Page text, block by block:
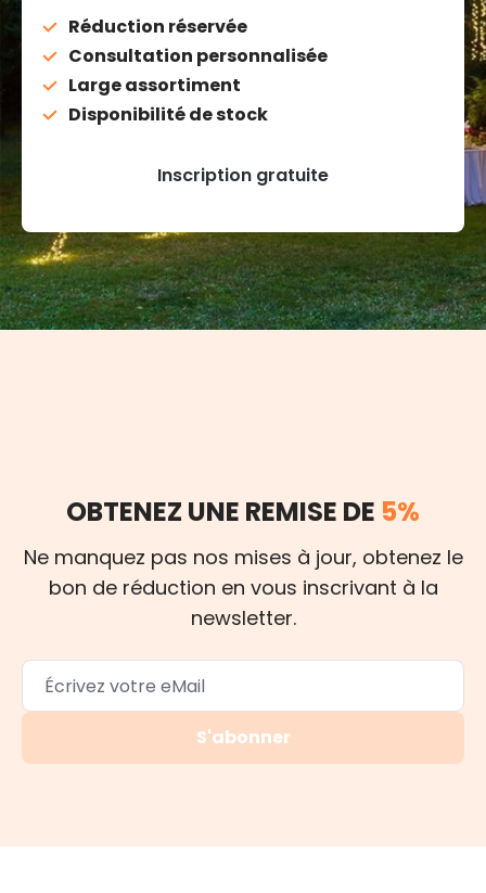
Réduction réservée
Consultation personnalisée
Large assortiment
Disponibilité de stock
Inscription gratuite
OBTENEZ UNE REMISE DE 5%
Ne manquez pas nos mises à jour, obtenez le
bon de réduction en vous inscrivant à la
newsletter.
S'abonner